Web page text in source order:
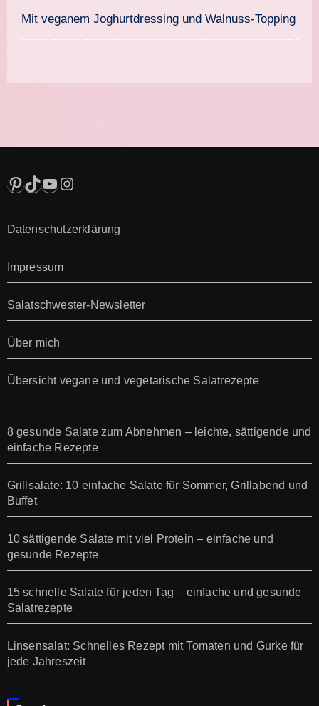
Mit veganem Joghurtdressing und Walnuss-Topping
Pinterest
TikTok
YouTube
Instagram
Datenschutzerklärung
Impressum
Salatschwester-Newsletter
Über mich
Übersicht vegane und vegetarische Salatrezepte
8 gesunde Salate zum Abnehmen – leichte, sättigende und
einfache Rezepte
Grillsalate: 10 einfache Salate für Sommer, Grillabend und
Buffet
10 sättigende Salate mit viel Protein – einfache und
gesunde Rezepte
15 schnelle Salate für jeden Tag – einfache und gesunde
Salatrezepte
Linsensalat: Schnelles Rezept mit Tomaten und Gurke für
jede Jahreszeit